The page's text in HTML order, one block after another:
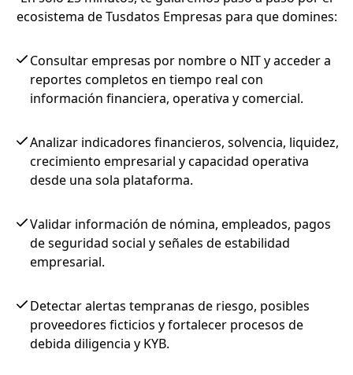
ecosistema de Tusdatos Empresas para que domines:
Consultar empresas por nombre o NIT y acceder a
reportes completos en tiempo real con
información financiera, operativa y comercial.
Analizar indicadores financieros, solvencia, liquidez,
crecimiento empresarial y capacidad operativa
desde una sola plataforma.
Validar información de nómina, empleados, pagos
de seguridad social y señales de estabilidad
empresarial.
Detectar alertas tempranas de riesgo, posibles
proveedores ficticios y fortalecer procesos de
debida diligencia y KYB.